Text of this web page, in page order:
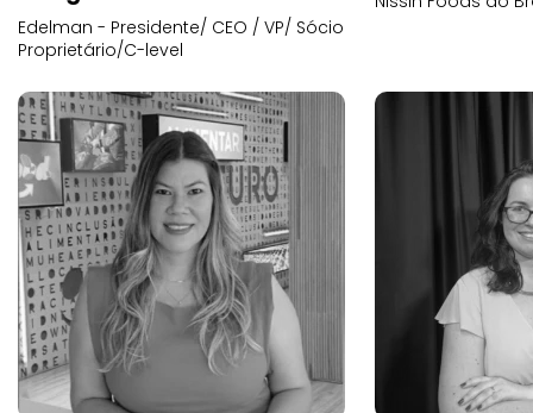
Edelman - Presidente/ CEO / VP/ Sócio
Proprietário/C-level